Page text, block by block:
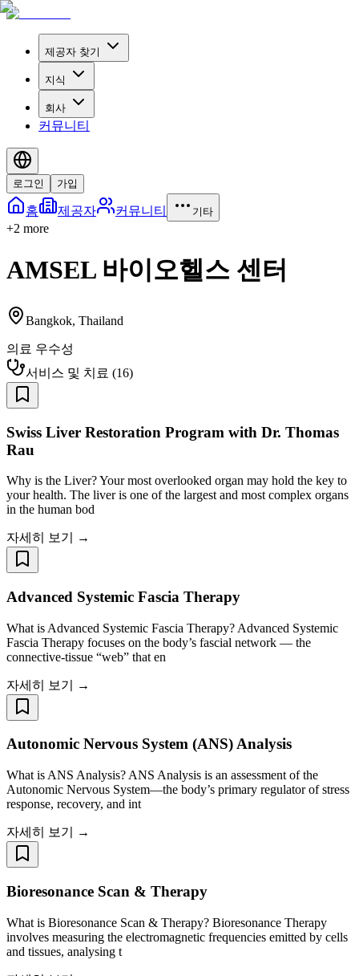
제공자 찾기
지식
회사
커뮤니티
로그인 가입
홈 제공자 커뮤니티 기타
+2 more
AMSEL 바이오헬스 센터
Bangkok, Thailand
의료 우수성
서비스 및 치료 (16)
Swiss Liver Restoration Program with Dr. Thomas
Rau
Why is the Liver? Your most overlooked organ may hold the key to
your health. The liver is one of the largest and most complex organs
in the human bod
자세히 보기 →
Advanced Systemic Fascia Therapy
What is Advanced Systemic Fascia Therapy? Advanced Systemic
Fascia Therapy focuses on the body’s fascial network — the
connective-tissue “web” that en
자세히 보기 →
Autonomic Nervous System (ANS) Analysis
What is ANS Analysis? ANS Analysis is an assessment of the
Autonomic Nervous System—the body’s primary regulator of stress
response, recovery, and int
자세히 보기 →
Bioresonance Scan & Therapy
What is Bioresonance Scan & Therapy? Bioresonance Therapy
involves measuring the electromagnetic frequencies emitted by cells
and tissues, analysing t